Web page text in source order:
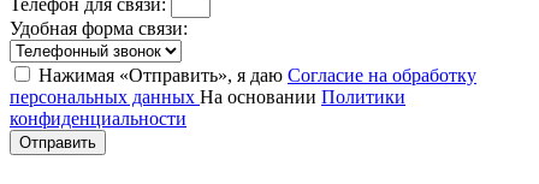
Телефон для связи:
Удобная форма связи:
Нажимая «Отправить», я даю Согласие на обработку
персональных данных На основании Политики
конфиденциальности
Отправить